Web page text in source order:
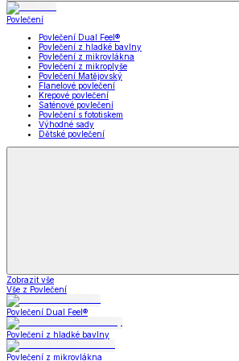
Koupelna
Koupelna
Ručníky a osušky
Koupelnové předložky
Zobrazit vše
Vše z Koupelna
Ručníky a osušky
Koupelnové předložky